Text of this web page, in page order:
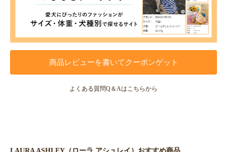
商品レビューを書いてクーポンゲット
よくある質問Q＆Aはこちらから